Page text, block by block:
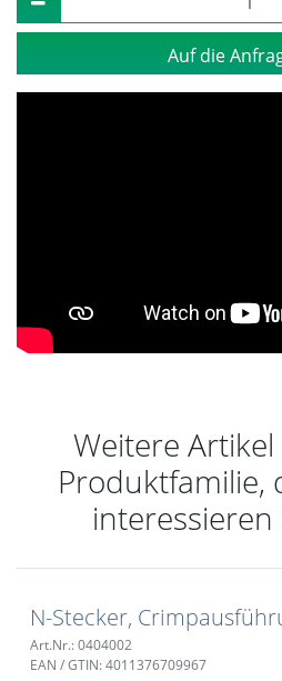
Auf die
Weitere
Produktfamilie,
N-Stecker,
Art.Nr.: 0404002
EAN / GTIN: 4011376709967